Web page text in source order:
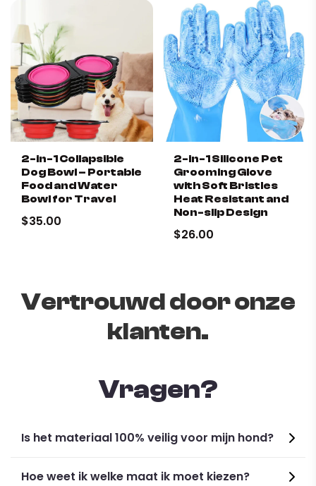
✔ Easy to clean:
Simple maintenance ensures hygiene
and freshness.
✔ Portable Design:Ideal for indoor and outdoor use,
anywhere.
✔ Reusable convenience:Economical and
environmentally friendly cooling solution.
2-in-1 Collapsible
Dog Bowl – Portable
Food and Water
Bowl for Travel
$35.00
2-in-1 Silicone Pet
Grooming Glove
with Soft Bristles
Heat Resistant and
Non-slip Design
$26.00
Vertrouwd door onze
klanten.
Vragen?
Is het materiaal 100% veilig voor mijn hond?
Hoe weet ik welke maat ik moet kiezen?